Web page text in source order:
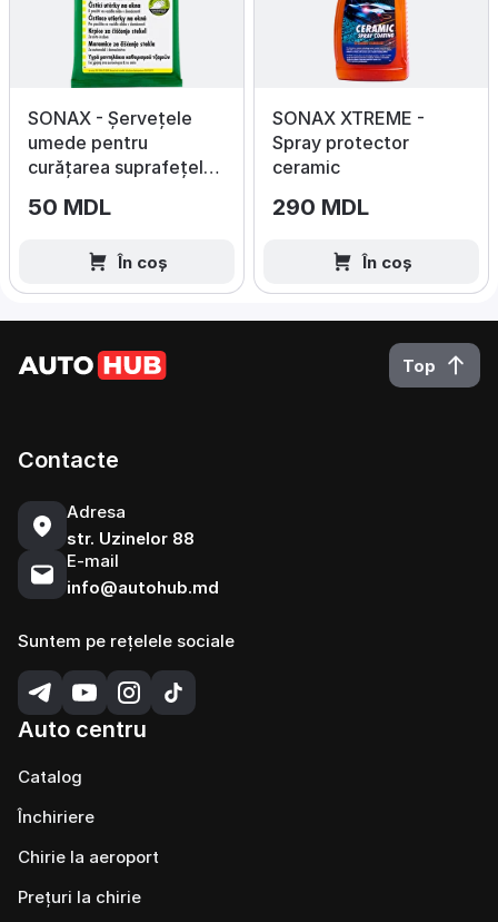
SONAX - Șervețele
umede pentru
curățarea suprafețelor
50 MDL
În coș
SONAX XTREME -
Spray protector
ceramic
290 MDL
În coș
Top
Contacte
Adresa
str. Uzinelor 88
E-mail
info@autohub.md
Suntem pe rețelele sociale
Auto centru
Catalog
Închiriere
Chirie la aeroport
Prețuri la chirie